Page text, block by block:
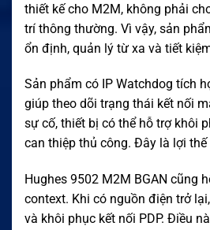
thiết kế cho M2M, không phải
trí thông thường. Vì vậy, sản
ổn định, quản lý từ xa và tiết
Sản phẩm có IP Watchdog tích
giúp theo dõi trạng thái kết nối
sự cố, thiết bị có thể hỗ trợ khôi
can thiệp thủ công. Đây là lợi
Hughes 9502 M2M BGAN cũng
context. Khi có nguồn điện trở
và khôi phục kết nối PDP. Điều